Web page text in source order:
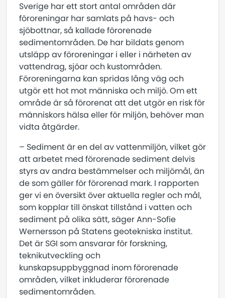
Sverige har ett stort antal områden där
föroreningar har samlats på havs- och
sjöbottnar, så kallade förorenade
sedimentområden. De har bildats genom
utsläpp av föroreningar i eller i närheten av
vattendrag, sjöar och kustområden.
Föroreningarna kan spridas lång väg och
utgör ett hot mot människa och miljö. Om ett
område är så förorenat att det utgör en risk för
människors hälsa eller för miljön, behöver man
vidta åtgärder.
– Sediment är en del av vattenmiljön, vilket gör
att arbetet med förorenade sediment delvis
styrs av andra bestämmelser och miljömål, än
de som gäller för förorenad mark. I rapporten
ger vi en översikt över aktuella regler och mål,
som kopplar till önskat tillstånd i vatten och
sediment på olika sätt, säger Ann-Sofie
Wernersson på Statens geotekniska institut.
Det är SGI som ansvarar för forskning,
teknikutveckling och
kunskapsuppbyggnad inom förorenade
områden, vilket inkluderar förorenade
sedimentområden.